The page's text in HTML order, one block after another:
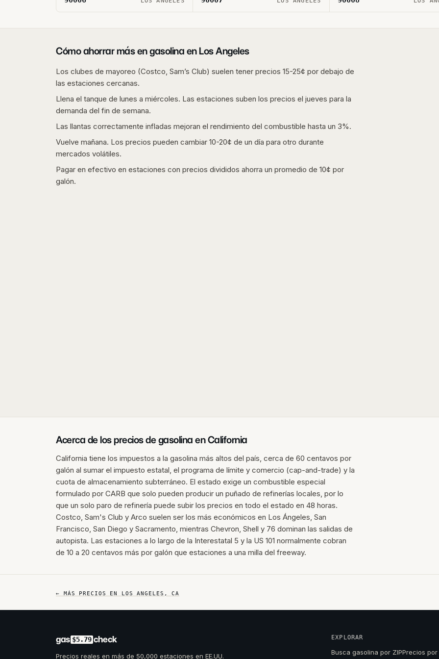
Cómo ahorrar más en gasolina en Los Angeles
Los clubes de mayoreo (Costco, Sam’s Club) suelen tener precios 15-25¢ por debajo de
las estaciones cercanas.
Llena el tanque de lunes a miércoles. Las estaciones suben los precios el jueves para la
demanda del fin de semana.
Las llantas correctamente infladas mejoran el rendimiento del combustible hasta un 3%.
Vuelve mañana. Los precios pueden cambiar 10-20¢ de un día para otro durante
mercados volátiles.
Pagar en efectivo en estaciones con precios divididos ahorra un promedio de 10¢ por
galón.
Acerca de los precios de gasolina en California
California tiene los impuestos a la gasolina más altos del país, cerca de 60 centavos por
galón al sumar el impuesto estatal, el programa de límite y comercio (cap-and-trade) y la
cuota de almacenamiento subterráneo. El estado exige un combustible especial
formulado por CARB que solo pueden producir un puñado de refinerías locales, por lo
que un solo paro de refinería puede subir los precios en todo el estado en 48 horas.
Costco, Sam's Club y Arco suelen ser los más económicos en Los Ángeles, San
Francisco, San Diego y Sacramento, mientras Chevron, Shell y 76 dominan las salidas de
autopista. Las estaciones a lo largo de la Interestatal 5 y la US 101 normalmente cobran
de 10 a 20 centavos más por galón que estaciones a una milla del freeway.
← MÁS PRECIOS EN LOS ANGELES ,CA
gas $5.79 check
Precios reales en más de 50,000 estaciones en EE.UU.
EXPLORAR
Busca gasolina por ZIPPrecios por